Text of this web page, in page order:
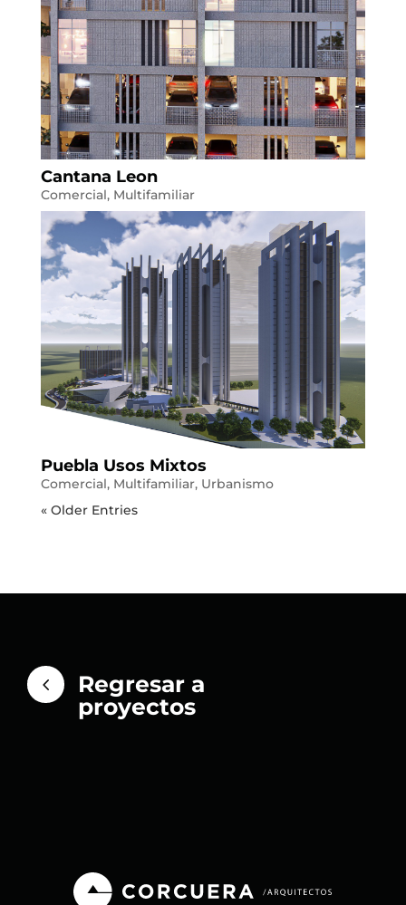
Cantana Leon
Comercial, Multifamiliar
Puebla Usos Mixtos
Comercial, Multifamiliar, Urbanismo
« Older Entries
4
Regresar a
proyectos